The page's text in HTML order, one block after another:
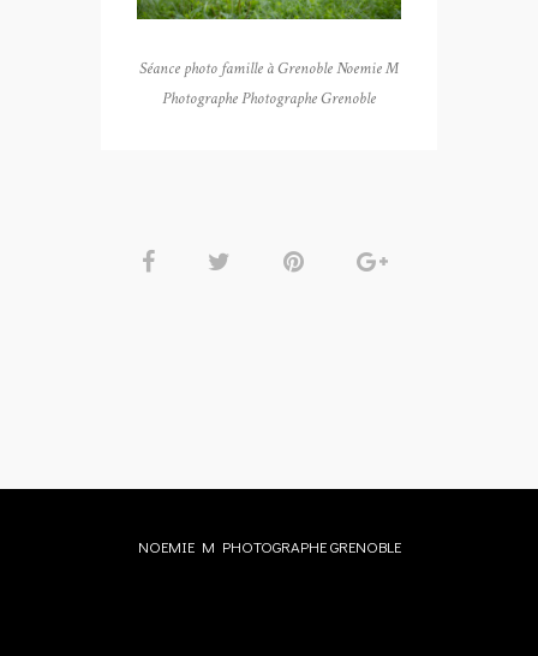
Séance photo famille à Grenoble Noemie M
Photographe Photographe Grenoble
NOEMIE M PHOTOGRAPHE GRENOBLE